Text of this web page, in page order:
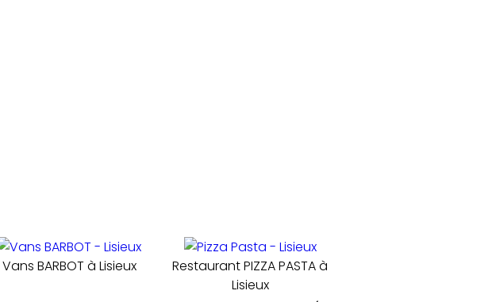
Vans BARBOT à Lisieux
Restaurant PIZZA PASTA à
Lisieux